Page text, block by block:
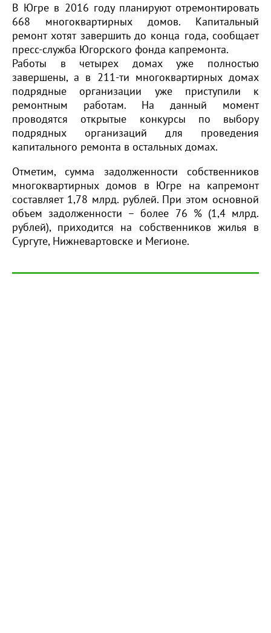
В Югре в 2016 году планируют отремонтировать
668 многоквартирных домов. Капитальный
ремонт хотят завершить до конца года, сообщает
пресс-служба Югорского фонда капремонта.
Работы в четырех домах уже полностью
завершены, а в 211-ти многоквартирных домах
подрядные организации уже приступили к
ремонтным работам. На данный момент
проводятся открытые конкурсы по выбору
подрядных организаций для проведения
капитального ремонта в остальных домах.
Отметим, сумма задолженности собственников
многоквартирных домов в Югре на капремонт
составляет 1,78 млрд. рублей. При этом основной
объем задолженности – более 76 % (1,4 млрд.
рублей), приходится на собственников жилья в
Сургуте, Нижневартовске и Мегионе.